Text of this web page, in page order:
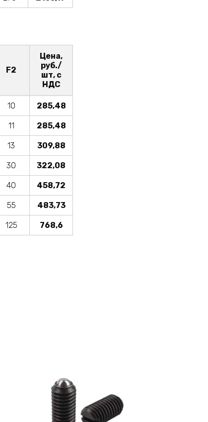
F2
Цена,
руб./
шт, с
НДС
10 285,48
11 285,48
13 309,88
30 322,08
40 458,72
55 483,73
125 768,6